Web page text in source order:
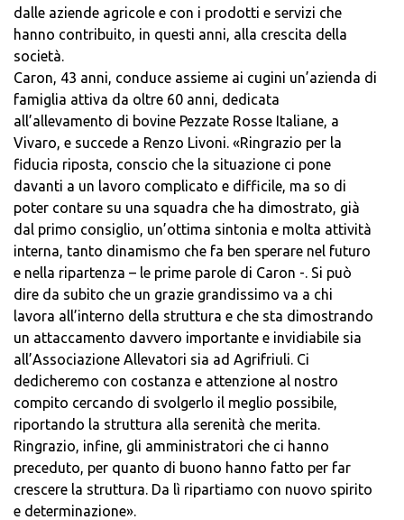
dalle aziende agricole e con i prodotti e servizi che
hanno contribuito, in questi anni, alla crescita della
società.
Caron, 43 anni, conduce assieme ai cugini un’azienda di
famiglia attiva da oltre 60 anni, dedicata
all’allevamento di bovine Pezzate Rosse Italiane, a
Vivaro, e succede a Renzo Livoni. «Ringrazio per la
fiducia riposta, conscio che la situazione ci pone
davanti a un lavoro complicato e difficile, ma so di
poter contare su una squadra che ha dimostrato, già
dal primo consiglio, un’ottima sintonia e molta attività
interna, tanto dinamismo che fa ben sperare nel futuro
e nella ripartenza – le prime parole di Caron -. Si può
dire da subito che un grazie grandissimo va a chi
lavora all’interno della struttura e che sta dimostrando
un attaccamento davvero importante e invidiabile sia
all’Associazione Allevatori sia ad Agrifriuli. Ci
dedicheremo con costanza e attenzione al nostro
compito cercando di svolgerlo il meglio possibile,
riportando la struttura alla serenità che merita.
Ringrazio, infine, gli amministratori che ci hanno
preceduto, per quanto di buono hanno fatto per far
crescere la struttura. Da lì ripartiamo con nuovo spirito
e determinazione».